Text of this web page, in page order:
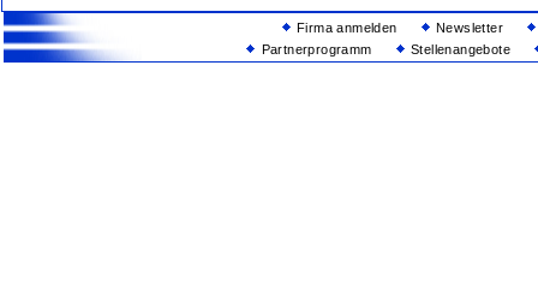
Firma anmelden
Newsletter
Partnerprogramm
Stellenangebote